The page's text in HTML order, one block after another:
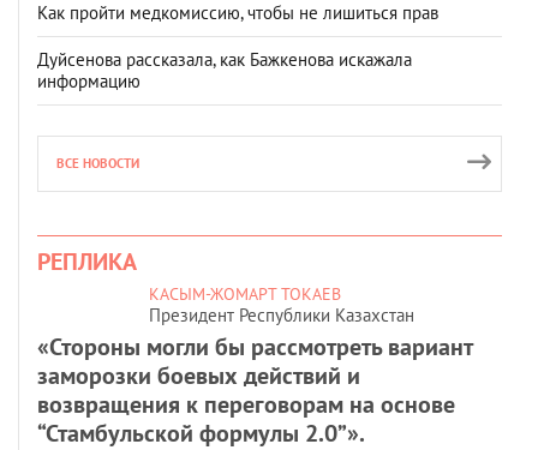
Как пройти медкомиссию, чтобы не лишиться прав
Дуйсенова рассказала, как Бажкенова искажала
информацию
ВСЕ НОВОСТИ
РЕПЛИКА
КАСЫМ-ЖОМАРТ ТОКАЕВ
Президент Республики Казахстан
«Стороны могли бы рассмотреть вариант
заморозки боевых действий и
возвращения к переговорам на основе
“Стамбульской формулы 2.0”».